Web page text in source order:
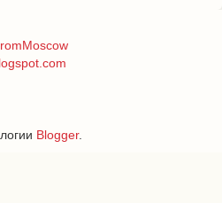
Blogger.